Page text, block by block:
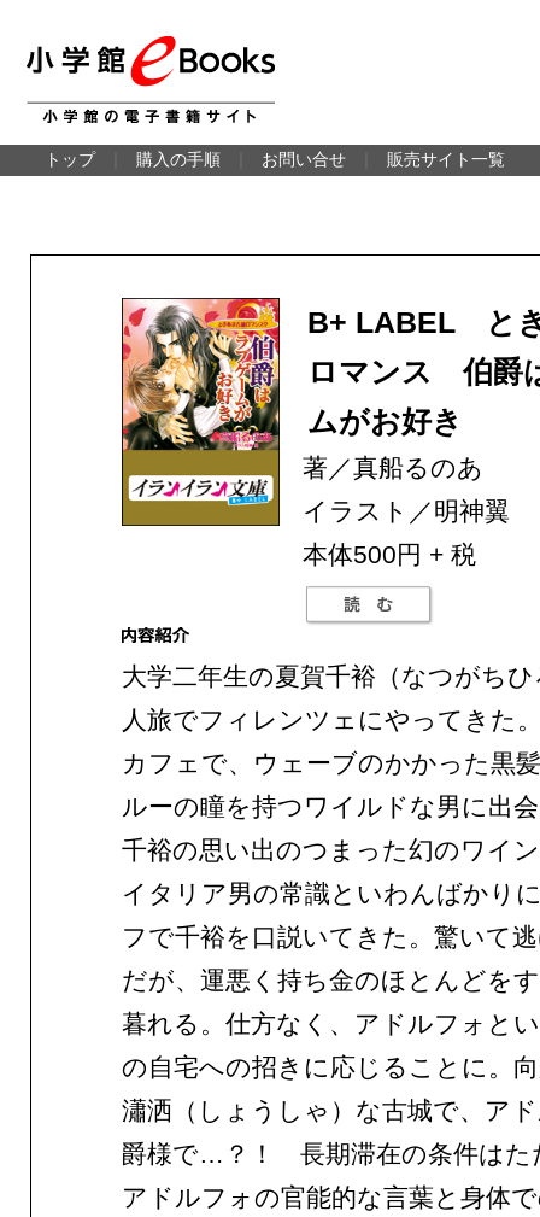
トップ 購入の手順 お問い合せ 販売サイト一覧
B+ LABEL と
ロマンス 伯爵
ムがお好き
著／真船るのあ
イラスト／明神翼
本体500円 + 税
大学二年生の夏賀千裕（なつがち
人旅でフィレンツェにやってきた
カフェで、ウェーブのかかった黒
ルーの瞳を持つワイルドな男に出
千裕の思い出のつまった幻のワイ
イタリア男の常識といわんばかり
フで千裕を口説いてきた。驚いて
だが、運悪く持ち金のほとんどを
暮れる。仕方なく、アドルフォと
の自宅への招きに応じることに。
瀟洒（しょうしゃ）な古城で、ア
爵様で…？！ 長期滞在の条件はた
アドルフォの官能的な言葉と身体